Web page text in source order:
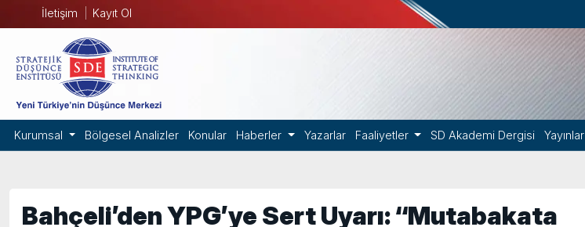
İletişim Kayıt Ol
Kurumsal Bölgesel Analizler Konular Haberler Yazarlar Faaliyetler SD Akademi Dergisi Yayınlar
Bahçeli’den YPG’ye Sert Uyarı: “Mutabakata